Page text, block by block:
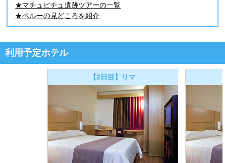
★マチュピチュ遺跡ツアーの一覧
★ペルーの見どころを紹介
利用予定ホテル
【2日目】リマ